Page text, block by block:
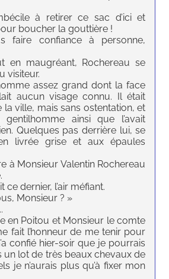
à retirer ce sac d’ici et
boucher la gouttière !
faire confiance à personne,
en maugréant, Rochereau se
visiteur.
assez grand dont la face
aucun visage connu. Il était
ville, mais sans ostentation, et
gentilhomme ainsi que l’avait
Quelques pas derrière lui, se
livrée grise et aux épaules
à Monsieur Valentin Rochereau
ce dernier, l’air méfiant.
Monsieur ? »
en Poitou et Monsieur le comte
fait l’honneur de me tenir pour
confié hier-soir que je pourrais
lot de très beaux chevaux de
je n’aurais plus qu’à fixer mon